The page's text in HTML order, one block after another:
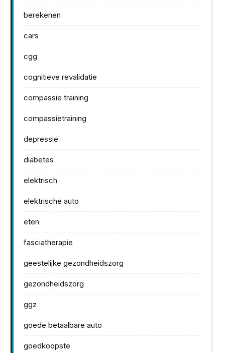
berekenen
cars
cgg
cognitieve revalidatie
compassie training
compassietraining
depressie
diabetes
elektrisch
elektrische auto
eten
fasciatherapie
geestelijke gezondheidszorg
gezondheidszorg
ggz
goede betaalbare auto
goedkoopste